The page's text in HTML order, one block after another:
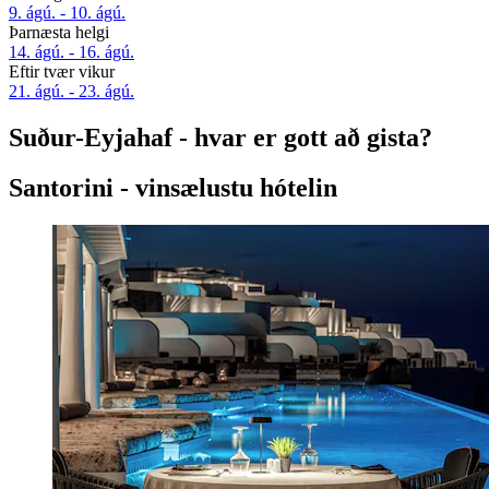
9. ágú. - 10. ágú.
Þarnæsta helgi
14. ágú. - 16. ágú.
Eftir tvær vikur
21. ágú. - 23. ágú.
Suður-Eyjahaf - hvar er gott að gista?
Santorini - vinsælustu hótelin